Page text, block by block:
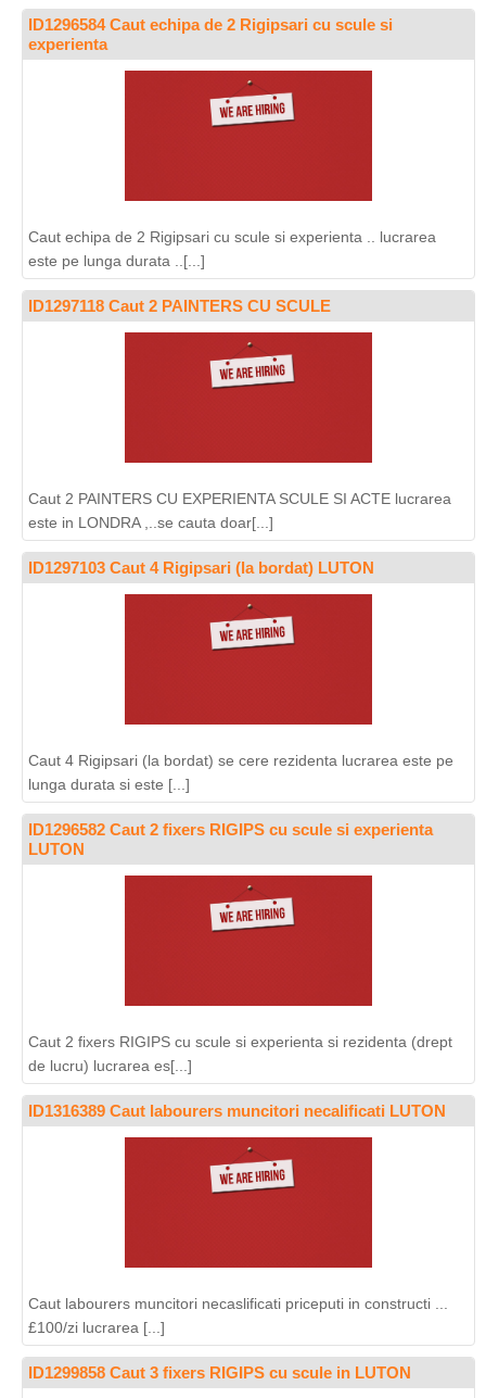
ID1296584 Caut echipa de 2 Rigipsari cu scule si
experienta
Caut echipa de 2 Rigipsari cu scule si experienta .. lucrarea
este pe lunga durata ..[...]
ID1297118 Caut 2 PAINTERS CU SCULE
Caut 2 PAINTERS CU EXPERIENTA SCULE SI ACTE lucrarea
este in LONDRA ,..se cauta doar[...]
ID1297103 Caut 4 Rigipsari (la bordat) LUTON
Caut 4 Rigipsari (la bordat) se cere rezidenta lucrarea este pe
lunga durata si este [...]
ID1296582 Caut 2 fixers RIGIPS cu scule si experienta
LUTON
Caut 2 fixers RIGIPS cu scule si experienta si rezidenta (drept
de lucru) lucrarea es[...]
ID1316389 Caut labourers muncitori necalificati LUTON
Caut labourers muncitori necaslificati priceputi in constructi ...
£100/zi lucrarea [...]
ID1299858 Caut 3 fixers RIGIPS cu scule in LUTON